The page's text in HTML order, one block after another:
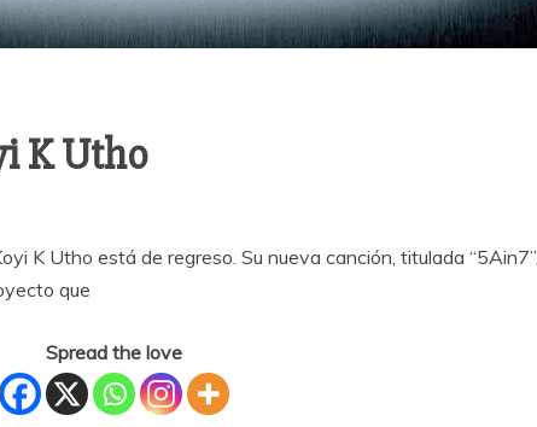
K Utho
K Utho está de regreso. Su nueva canción, titulada “5Ain7”,
que
Spread the love